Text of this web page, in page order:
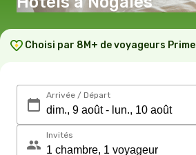
Choisi par 8M+ de voyageurs Prime
Arrivée / Départ
Invités